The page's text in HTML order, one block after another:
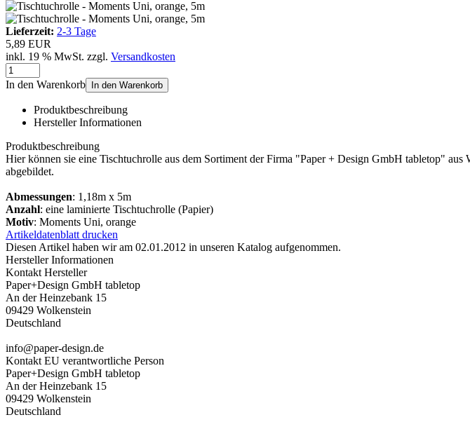
Lieferzeit: 2-3 Tage
5,89 EUR
inkl. 19 % MwSt. zzgl. Versandkosten
In den Warenkorb In den Warenkorb
Produktbeschreibung
Hersteller Informationen
Produktbeschreibung
Hier können sie eine Tischtuchrolle aus dem Sortiment der Firma "Paper + Design GmbH tabletop"
abgebildet.
Abmessungen: 1,18m x 5m
Anzahl: eine laminierte Tischtuchrolle (Papier)
Motiv: Moments Uni, orange
Artikeldatenblatt drucken
Diesen Artikel haben wir am 02.01.2012 in unseren Katalog aufgenommen.
Hersteller Informationen
Kontakt Hersteller
Paper+Design GmbH tabletop
An der Heinzebank 15
09429 Wolkenstein
Deutschland
info@paper-design.de
Kontakt EU verantwortliche Person
Paper+Design GmbH tabletop
An der Heinzebank 15
09429 Wolkenstein
Deutschland